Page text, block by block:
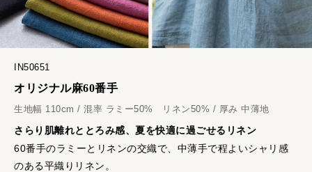
IN50651
オリジナル麻60番手
生地幅 110cm / 混率 ラミー50% リネン50% / 厚み 中薄地
さらり肌離れととろみ感、夏を快適に過ごせるリネン
60番手のラミーとリネンの交織で、中薄手で程よいシャリ感
のある平織りリネン。